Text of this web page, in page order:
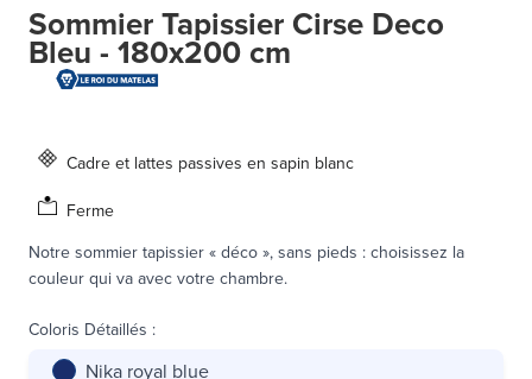
Sommier Tapissier Cirse Deco
Bleu - 180x200 cm
Cadre et lattes passives en sapin blanc
Ferme
Notre sommier tapissier « déco », sans pieds : choisissez la
couleur qui va avec votre chambre.
Coloris Détaillés :
Nika royal blue